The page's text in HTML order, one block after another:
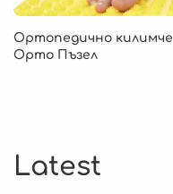
Ортопедично килимче
Орто Пъзел
Latest